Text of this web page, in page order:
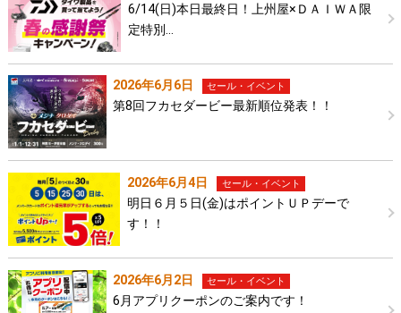
6/14(日)本日最終日！上州屋×ＤＡＩＷＡ限
定特別…
2026年6月6日 セール・イベント
第8回フカセダービー最新順位発表！！
2026年6月4日 セール・イベント
明日６月５日(金)はポイントＵＰデーで
す！！
2026年6月2日 セール・イベント
6月アプリクーポンのご案内です！